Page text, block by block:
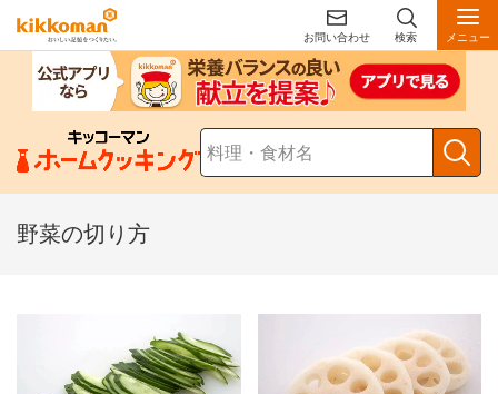
お問い合わせ 検索 メニュー
野菜の切り方